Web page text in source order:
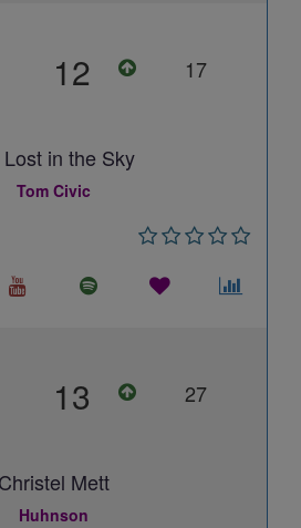
12 17
Lost in the Sky
Tom Civic
13 27
Christel Mett
Huhnson